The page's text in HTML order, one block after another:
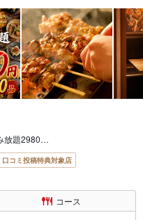
放題2980…
口コミ投稿特典対象店
コース